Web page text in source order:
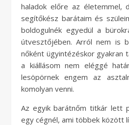
haladok előre az életemmel,
segítőkész barátaim és
boldogulnék egyedül a
útvesztőjében. Arról nem is
nőként ügyintézéskor gyakran
a kiállásom nem eléggé
lesöpörnek engem az
komolyan venni.
Az egyik barátnőm titkár lett
egy cégnél, ami többek között